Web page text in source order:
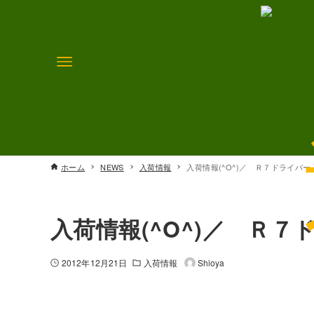
ホーム NEWS 入荷情報 入荷情報(^O^)／ Ｒ７ドライバー
入荷情報(^O^)／ Ｒ７
2012年12月21日 入荷情報 Shioya